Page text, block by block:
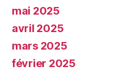
mai 2025
avril 2025
mars 2025
février 2025